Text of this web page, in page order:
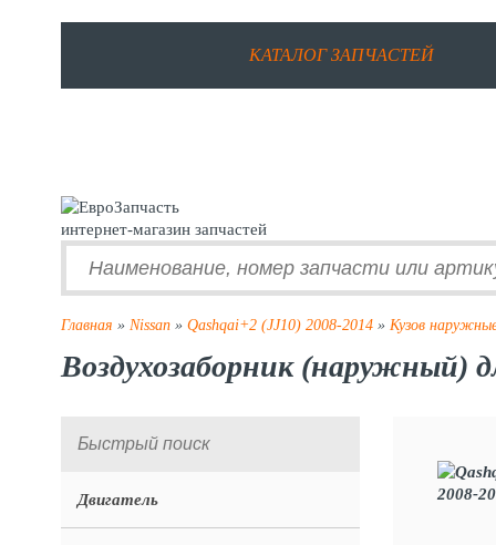
КАТАЛОГ ЗАПЧАСТЕЙ
интернет-магазин запчастей
Главная » Nissan » Qashqai+2 (JJ10) 2008-2014 » Кузов
Воздухозаборник (наружный)
Двигатель